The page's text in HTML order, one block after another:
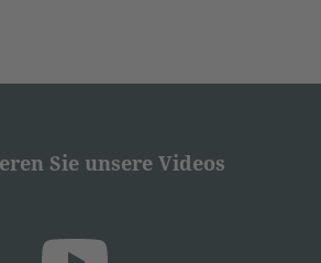
Sie unsere Videos